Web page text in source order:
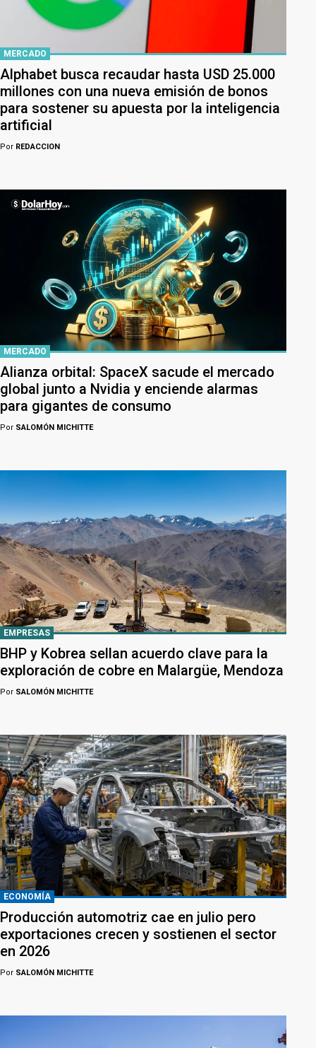
MERCADO
Alphabet busca recaudar hasta USD 25.000
millones con una nueva emisión de bonos
para sostener su apuesta por la inteligencia
artificial
Por REDACCION
MERCADO
Alianza orbital: SpaceX sacude el mercado
global junto a Nvidia y enciende alarmas
para gigantes de consumo
Por SALOMÓN MICHITTE
EMPRESAS
BHP y Kobrea sellan acuerdo clave para la
exploración de cobre en Malargüe, Mendoza
Por SALOMÓN MICHITTE
ECONOMÍA
Producción automotriz cae en julio pero
exportaciones crecen y sostienen el sector
en 2026
Por SALOMÓN MICHITTE